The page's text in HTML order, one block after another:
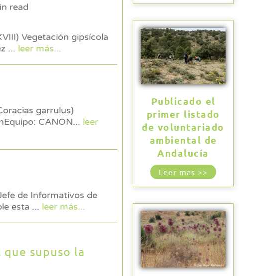
read
Vegetación gipsícola
... leer más...
CANON... leer
esta ... leer más...
supuso la
Publicado el
primer listado
de voluntariado
ambiental de
Andalucía
Leer mas >>